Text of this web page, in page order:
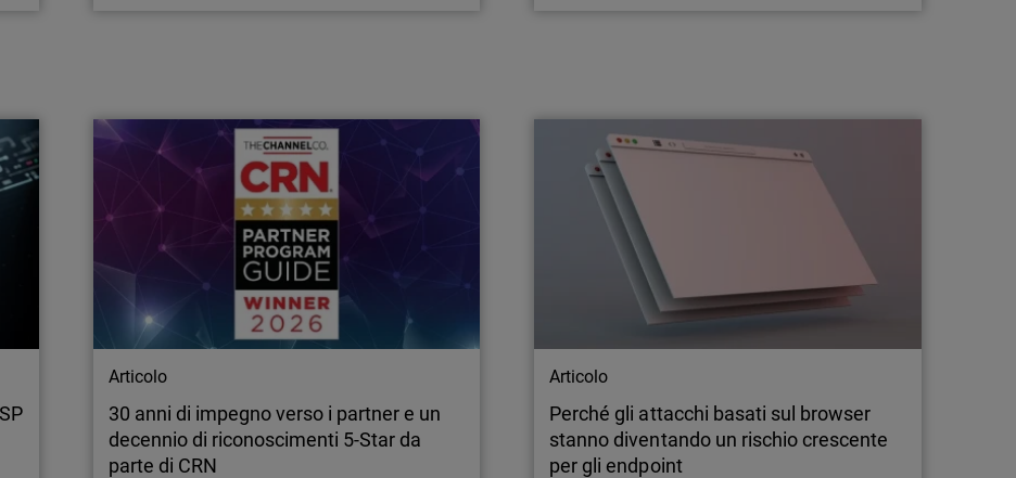
Scopri perché combinare i firewall con servizi
di sicurezza integrati è fondamentale per
scalare l’offerta di sicurezza degli MSP senza
aumentare la complessità.
Gli acronimi nel mondo della cybersecurity
complicano le conversazioni e rallentano le
decisioni. Nella detection e response tutti i
sistemi hanno un unico obiettivo: rilevare
rapidamente le minacce e rispondere in modo
Articolo
30 anni di impegno verso i partner e un
decennio di riconoscimenti 5-Star da
parte di CRN
Articolo
Perché gli attacchi basati sul browser
stanno diventando un rischio crescente
per gli endpoint